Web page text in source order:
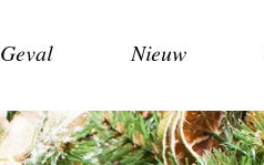
Geval Nieuw